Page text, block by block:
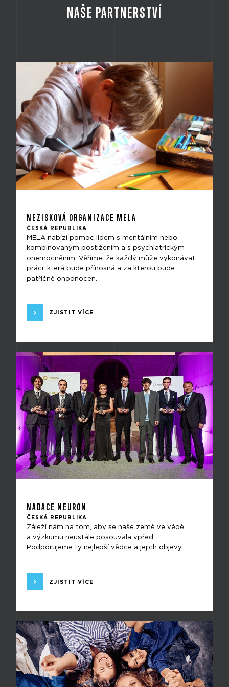
NAŠE PARTNERSTVÍ
NEZISKOVÁ ORGANIZACE MELA
ČESKÁ REPUBLIKA
MELA nabízí pomoc lidem s mentálním nebo
kombinovaným postižením a s psychiatrickým
onemocněním. Věříme, že každý může vykonávat
práci, která bude přínosná a za kterou bude
patřičně ohodnocen.
ZJISTIT VÍCE
NADACE NEURON
ČESKÁ REPUBLIKA
Záleží nám na tom, aby se naše země ve vědě
a výzkumu neustále posouvala vpřed.
Podporujeme ty nejlepší vědce a jejich objevy.
ZJISTIT VÍCE